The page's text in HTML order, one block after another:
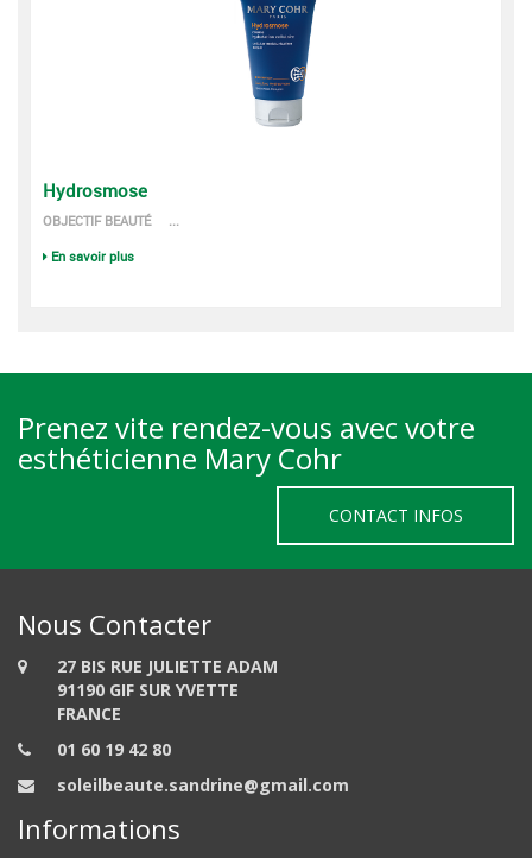
Hydrosmose
OBJECTIF BEAUTÉ ...
En savoir plus
Prenez vite rendez-vous avec votre
esthéticienne Mary Cohr
CONTACT INFOS
Nous Contacter
27 BIS RUE JULIETTE ADAM
91190 GIF SUR YVETTE
FRANCE
01 60 19 42 80
soleilbeaute.sandrine@gmail.com
Informations